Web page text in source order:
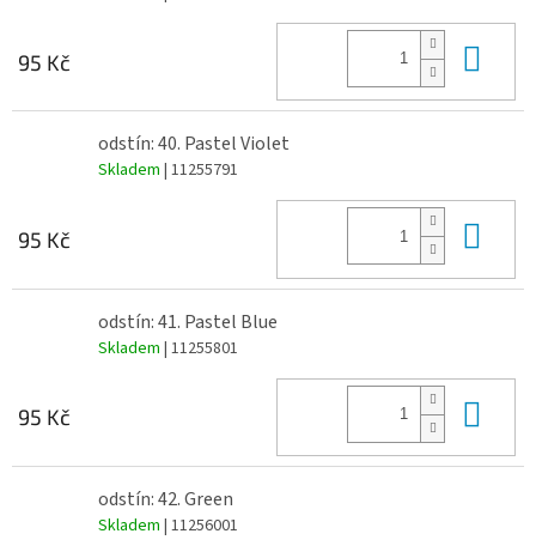
95 Kč
odstín: 40. Pastel Violet
Skladem | 11255791
95 Kč
odstín: 41. Pastel Blue
Skladem | 11255801
95 Kč
odstín: 42. Green
Skladem | 11256001